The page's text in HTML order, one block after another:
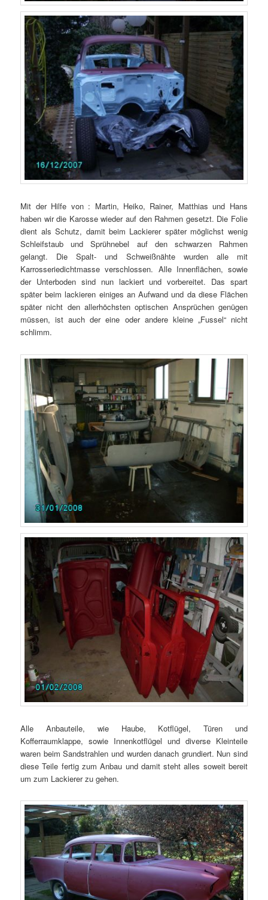
Mit der Hilfe von : Martin, Heiko, Rainer, Matthias und Hans
haben wir die Karosse wieder auf den Rahmen gesetzt. Die Folie
dient als Schutz, damit beim Lackierer später möglichst wenig
Schleifstaub und Sprühnebel auf den schwarzen Rahmen
gelangt. Die Spalt- und Schweißnähte wurden alle mit
Karrosseriedichtmasse verschlossen. Alle Innenflächen, sowie
der Unterboden sind nun lackiert und vorbereitet. Das spart
später beim lackieren einiges an Aufwand und da diese Flächen
später nicht den allerhöchsten optischen Ansprüchen genügen
müssen, ist auch der eine oder andere kleine „Fussel“ nicht
schlimm.
Alle Anbauteile, wie Haube, Kotflügel, Türen und
Kofferraumklappe, sowie Innenkotflügel und diverse Kleinteile
waren beim Sandstrahlen und wurden danach grundiert. Nun sind
diese Teile fertig zum Anbau und damit steht alles soweit bereit
um zum Lackierer zu gehen.